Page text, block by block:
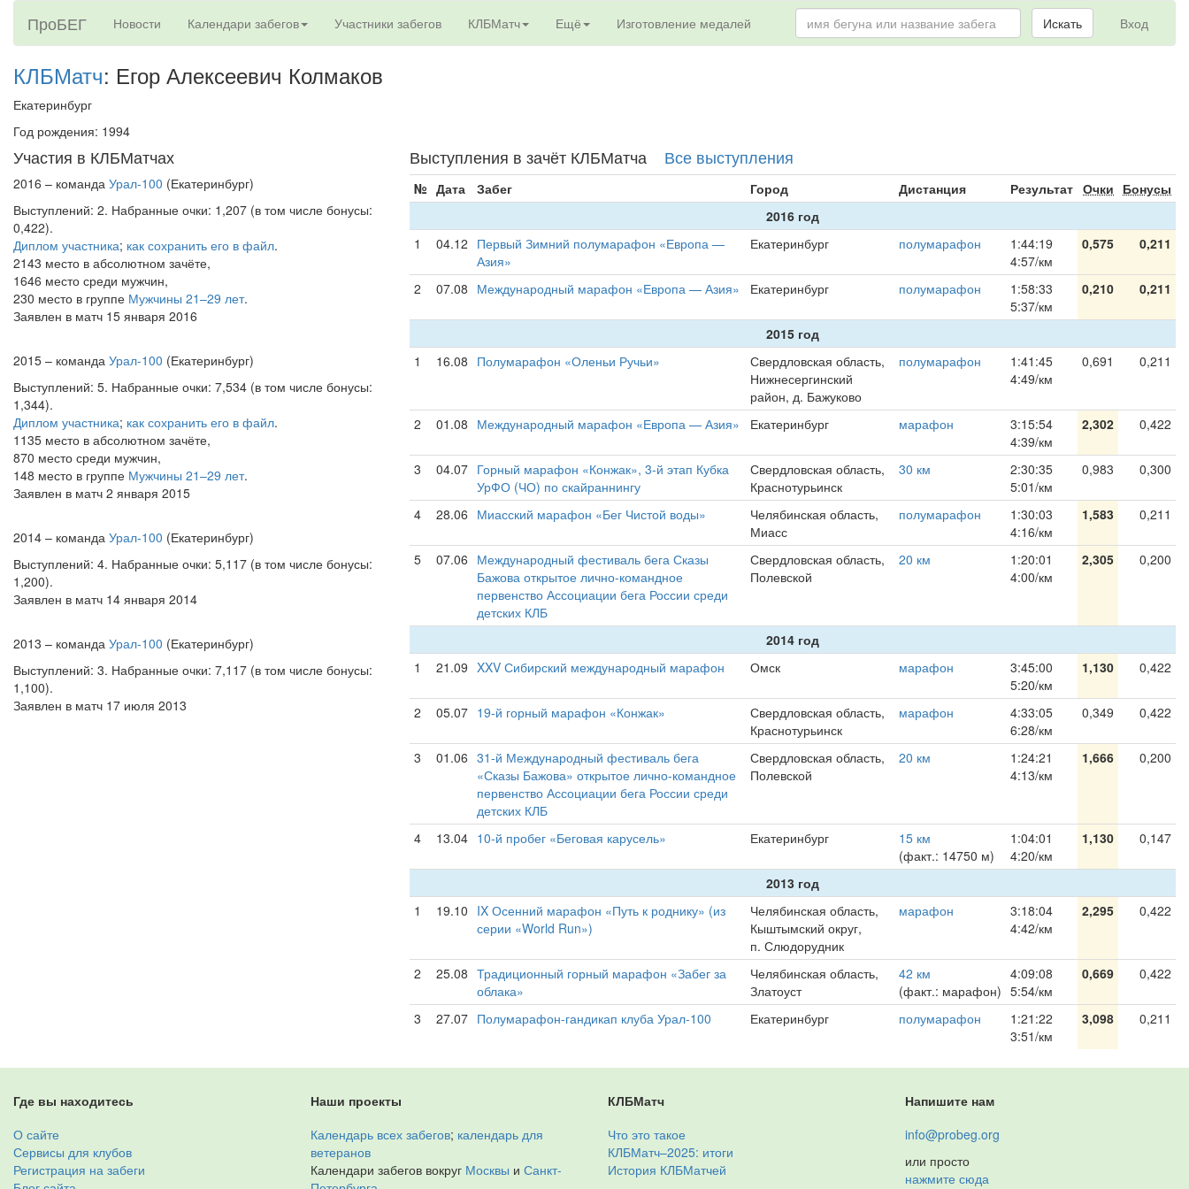
ПроБЕГ Новости Календари забегов Участники забегов КЛБМатч Ещё Изготовление медалей Вход
Искать
КЛБМатч: Егор Алексеевич Колмаков
Екатеринбург
Год рождения: 1994
Участия в КЛБМатчах
2016 – команда Урал-100 (Екатеринбург)
Выступлений: 2. Набранные очки: 1,207 (в том числе бонусы:
0,422).
Диплом участника; как сохранить его в файл.
2143 место в абсолютном зачёте,
1646 место среди мужчин,
230 место в группе Мужчины 21–29 лет.
Заявлен в матч 15 января 2016
2015 – команда Урал-100 (Екатеринбург)
Выступлений: 5. Набранные очки: 7,534 (в том числе бонусы:
1,344).
Диплом участника; как сохранить его в файл.
1135 место в абсолютном зачёте,
870 место среди мужчин,
148 место в группе Мужчины 21–29 лет.
Заявлен в матч 2 января 2015
2014 – команда Урал-100 (Екатеринбург)
Выступлений: 4. Набранные очки: 5,117 (в том числе бонусы:
1,200).
Заявлен в матч 14 января 2014
2013 – команда Урал-100 (Екатеринбург)
Выступлений: 3. Набранные очки: 7,117 (в том числе бонусы:
1,100).
Заявлен в матч 17 июля 2013
Выступления в зачёт КЛБМатча Все выступления
№ Дата Забег Город Дистанция Результат Очки Бонусы
2016 год
1
04.12 Первый Зимний полумарафон «Европа —
Азия»
Екатеринбург полумарафон
1:44:19
4:57/км
0,575 0,211
2 07.08 Международный марафон «Европа — Азия» Екатеринбург полумарафон
1:58:33
5:37/км
0,210 0,211
2015 год
1
16.08 Полумарафон «Оленьи Ручьи»
Свердловская область,
Нижнесергинский
район, д. Бажуково
полумарафон
1:41:45
4:49/км
0,691 0,211
2 01.08 Международный марафон «Европа — Азия» Екатеринбург марафон
3:15:54
4:39/км
2,302 0,422
3 04.07 Горный марафон «Конжак», 3-й этап Кубка
УрФО (ЧО) по скайраннингу
Свердловская область,
Краснотурьинск
30 км
2:30:35
5:01/км
0,983 0,300
4 28.06 Миасский марафон «Бег Чистой воды»
Челябинская область,
Миасс
полумарафон
1:30:03
4:16/км
1,583 0,211
5 07.06 Международный фестиваль бега Сказы
Бажова открытое лично-командное
первенство Ассоциации бега России среди
детских КЛБ
Свердловская область,
Полевской
20 км
1:20:01
4:00/км
2,305 0,200
2014 год
1
21.09 XXV Сибирский международный марафон Омск марафон
3:45:00
5:20/км
1,130 0,422
2 05.07 19-й горный марафон «Конжак»
Свердловская область,
Краснотурьинск
марафон
4:33:05
6:28/км
0,349 0,422
3 01.06 31-й Международный фестиваль бега
«Сказы Бажова» открытое лично-командное
первенство Ассоциации бега России среди
детских КЛБ
Свердловская область,
Полевской
20 км
1:24:21
4:13/км
1,666 0,200
4 13.04 10-й пробег «Беговая карусель» Екатеринбург
15 км
(факт.: 14750 м)
1:04:01
4:20/км
1,130 0,147
2013 год
1
19.10 IX Осенний марафон «Путь к роднику» (из
серии «World Run»)
Челябинская область,
Кыштымский округ,
п. Слюдорудник
марафон
3:18:04
4:42/км
2,295 0,422
2 25.08 Традиционный горный марафон «Забег за
облака»
Челябинская область,
Златоуст
42 км
(факт.: марафон)
4:09:08
5:54/км
0,669 0,422
3 27.07 Полумарафон-гандикап клуба Урал-100 Екатеринбург полумарафон
1:21:22
3:51/км
3,098 0,211
Где вы находитесь
О сайте
Сервисы для клубов
Регистрация на забеги
Наши проекты
Календарь всех забегов; календарь для
ветеранов
Календари забегов вокруг Москвы и Санкт-
КЛБМатч
Что это такое
КЛБМатч–2025: итоги
История КЛБМатчей
Напишите нам
info@probeg.org
или просто
нажмите сюда